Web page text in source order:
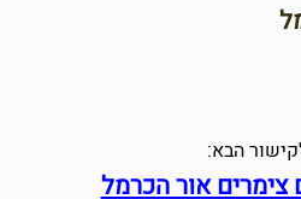
הבא:
צימרים אור הכרמל